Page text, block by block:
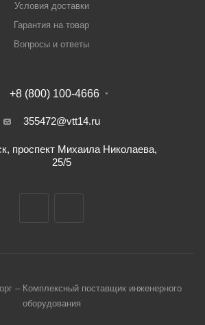
Условия доставки
Гарантия на товар
Вопросы и ответы
+8 (800) 100-4666
355472@vtt14.ru
проспект Михаила Николаева,
25/5
– Комплексный поставщик инженерного
оборудования